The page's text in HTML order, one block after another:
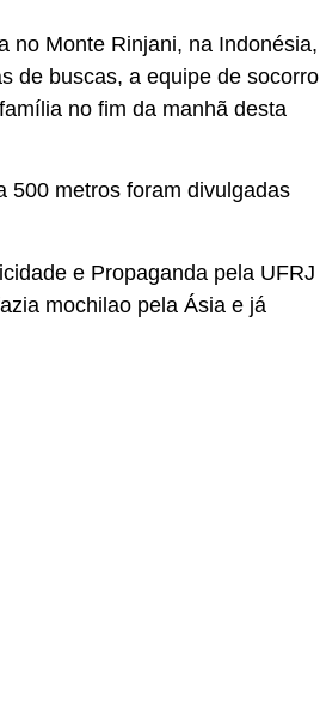
no Monte Rinjani, na Indonésia,
de buscas, a equipe de socorro
no fim da manhã desta
500 metros foram divulgadas
e Propaganda pela UFRJ
mochilao pela Ásia e já